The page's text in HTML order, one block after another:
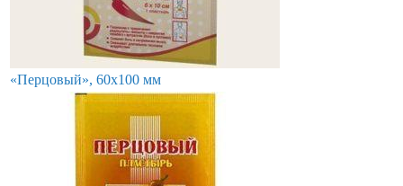
«Перцовый», 60х100 мм